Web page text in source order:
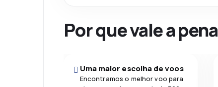
Por que vale a
Uma maior escolha de voos
Encontramos o melhor voo para